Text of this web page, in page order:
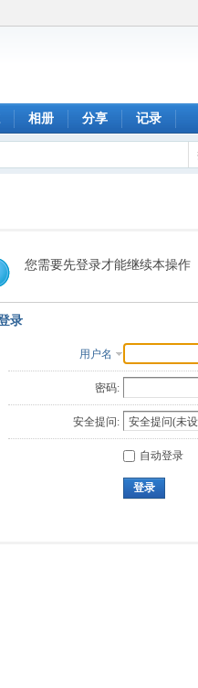
相册 分享 记录
您需要先登录才能继续本操作
录
用户名
密码:
安全提问:
自动登录
登录